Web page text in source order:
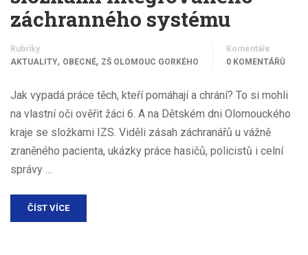
záchranného systému
Rubriky
AKTUALITY, OBECNÉ, ZŠ OLOMOUC GORKÉHO
Komentáře
0 KOMENTÁŘŮ
Jak vypadá práce těch, kteří pomáhají a chrání? To si mohli
na vlastní oči ověřit žáci 6. A na Dětském dni Olomouckého
kraje se složkami IZS. Viděli zásah záchranářů u vážně
zraněného pacienta, ukázky práce hasičů, policistů i celní
správy …
ČÍST VÍCE